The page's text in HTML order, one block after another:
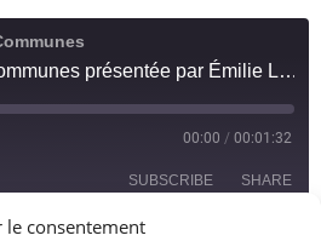
le consentement
Histoire des communes présentée par Émilie Leroy: Ablis épisode 2
00:00 / 00:01:32
SUBSCRIBE SHARE